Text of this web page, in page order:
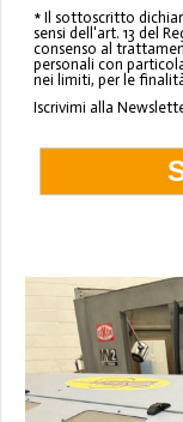
* Il sottoscritto
sensi dell'art. 13 del
consenso al
personali con
nei limiti, per le
Iscrivimi alla